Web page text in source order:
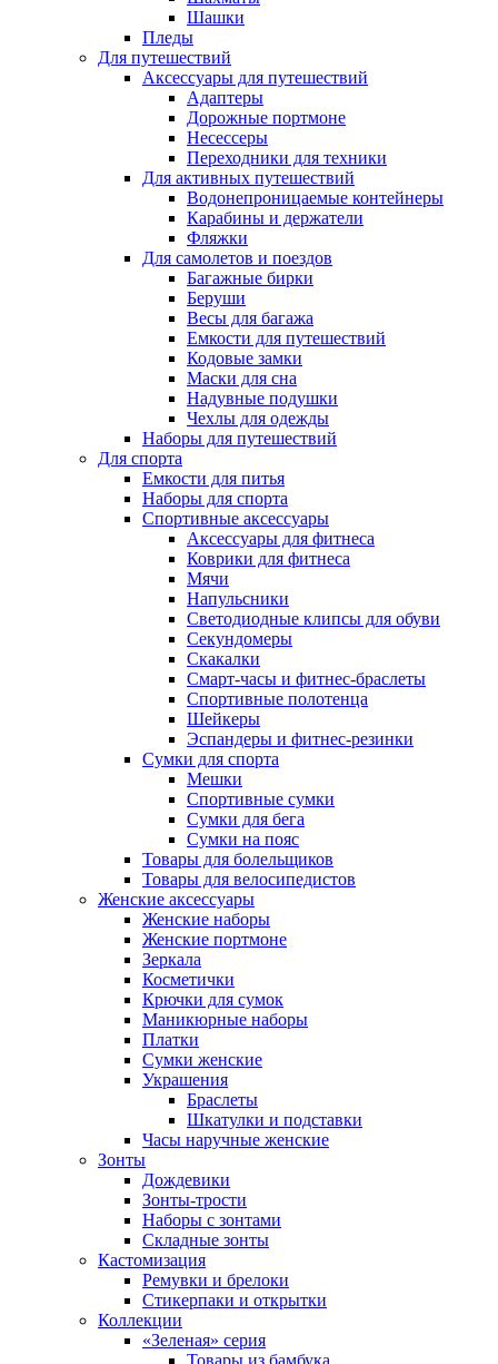
Шашки
Пледы
Для путешествий
Аксессуары для путешествий
Адаптеры
Дорожные портмоне
Несессеры
Переходники для техники
Для активных путешествий
Водонепроницаемые контейнеры
Карабины и держатели
Фляжки
Для самолетов и поездов
Багажные бирки
Беруши
Весы для багажа
Емкости для путешествий
Кодовые замки
Маски для сна
Надувные подушки
Чехлы для одежды
Наборы для путешествий
Для спорта
Емкости для питья
Наборы для спорта
Спортивные аксессуары
Аксессуары для фитнеса
Коврики для фитнеса
Мячи
Напульсники
Светодиодные клипсы для обуви
Секундомеры
Скакалки
Смарт-часы и фитнес-браслеты
Спортивные полотенца
Шейкеры
Эспандеры и фитнес-резинки
Сумки для спорта
Мешки
Спортивные сумки
Сумки для бега
Сумки на пояс
Товары для болельщиков
Товары для велосипедистов
Женские аксессуары
Женские наборы
Женские портмоне
Зеркала
Косметички
Крючки для сумок
Маникюрные наборы
Платки
Сумки женские
Украшения
Браслеты
Шкатулки и подставки
Часы наручные женские
Зонты
Дождевики
Зонты-трости
Наборы с зонтами
Складные зонты
Кастомизация
Ремувки и брелоки
Стикерпаки и открытки
Коллекции
«Зеленая» серия
Товары из бамбука